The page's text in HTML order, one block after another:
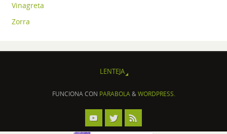
Vinagreta
Zorra
LENTEJA
FUNCIONA CON PARABOLA&WORDPRESS.